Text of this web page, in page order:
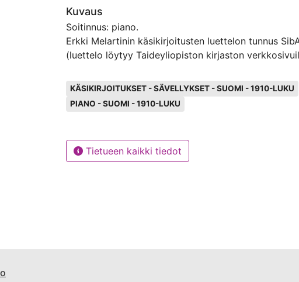
Kuvaus
Soitinnus: piano.
Erkki Melartinin käsikirjoitusten luettelon tunnus
(luettelo löytyy Taideyliopiston kirjaston
Avainsanat
KÄSIKIRJOITUKSET - SÄVELLYKSET - SUOMI - 1910-LUKU
PIANO - SUOMI - 1910-LUKU
Tietueen kaikki tiedot